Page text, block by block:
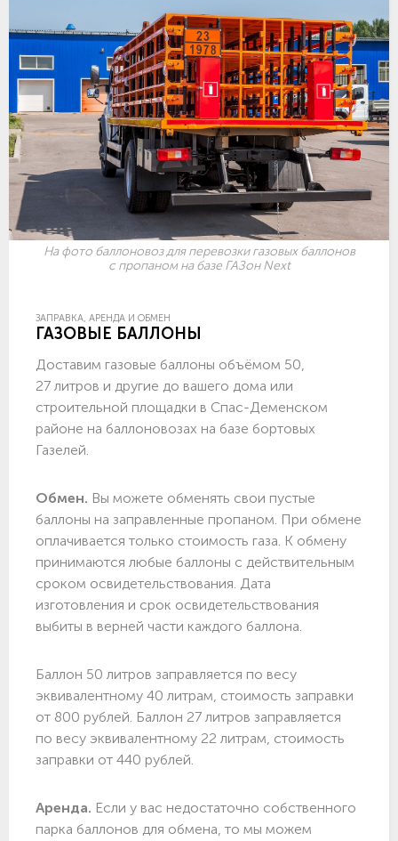
На фото баллоновоз для перевозки газовых баллонов
с пропаном на базе ГАЗон Next
ЗАПРАВКА, АРЕНДА И ОБМЕН
ГАЗОВЫЕ БАЛЛОНЫ
Доставим газовые баллоны объёмом 50,
27 литров и другие до вашего дома или
строительной площадки в Спас-Деменском
районе на баллоновозах на базе бортовых
Газелей.
Обмен. Вы можете обменять свои пустые
баллоны на заправленные пропаном. При обмене
оплачивается только стоимость газа. К обмену
принимаются любые баллоны с действительным
сроком освидетельствования. Дата
изготовления и срок освидетельствования
выбиты в верней части каждого баллона.
Баллон 50 литров заправляется по весу
эквивалентному 40 литрам, стоимость заправки
от 800 рублей. Баллон 27 литров заправляется
по весу эквивалентному 22 литрам, стоимость
заправки от 440 рублей.
Аренда. Если у вас недостаточно собственного
парка баллонов для обмена, то мы можем